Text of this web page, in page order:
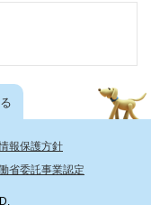
報保護方針
省委託事業認定